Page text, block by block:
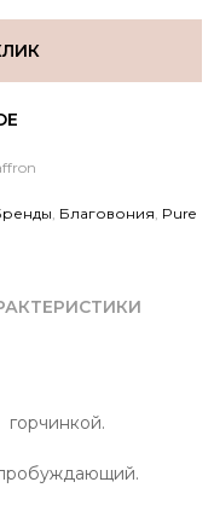
Благовония Pure
горчинкой.